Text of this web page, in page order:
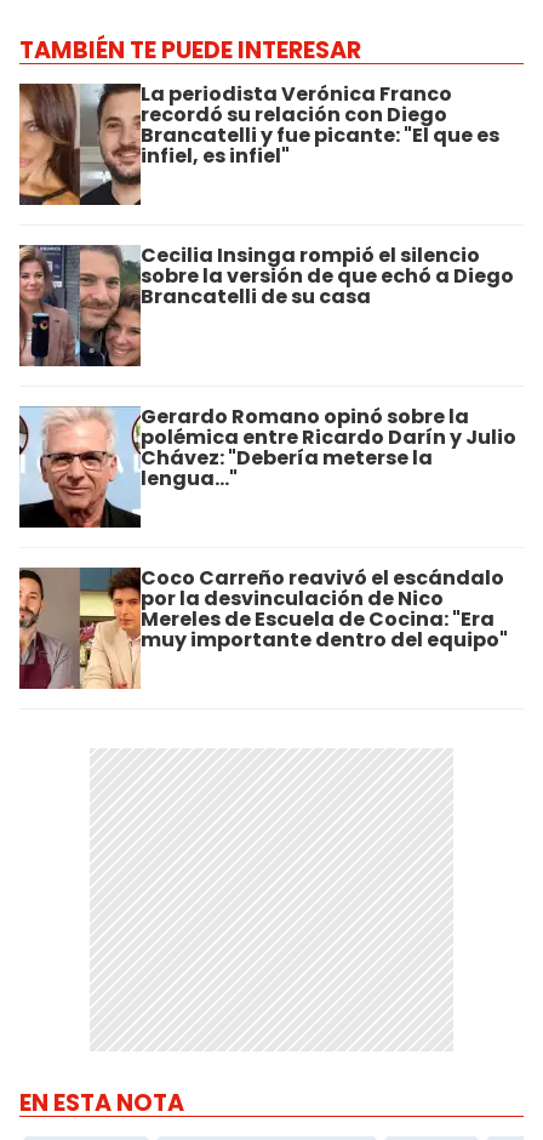
TAMBIÉN TE PUEDE INTERESAR
La periodista Verónica Franco
recordó su relación con Diego
Brancatelli y fue picante: "El que es
infiel, es infiel"
Cecilia Insinga rompió el silencio
sobre la versión de que echó a Diego
Brancatelli de su casa
Gerardo Romano opinó sobre la
polémica entre Ricardo Darín y Julio
Chávez: "Debería meterse la
lengua..."
Coco Carreño reavivó el escándalo
por la desvinculación de Nico
Mereles de Escuela de Cocina: "Era
muy importante dentro del equipo"
EN ESTA NOTA